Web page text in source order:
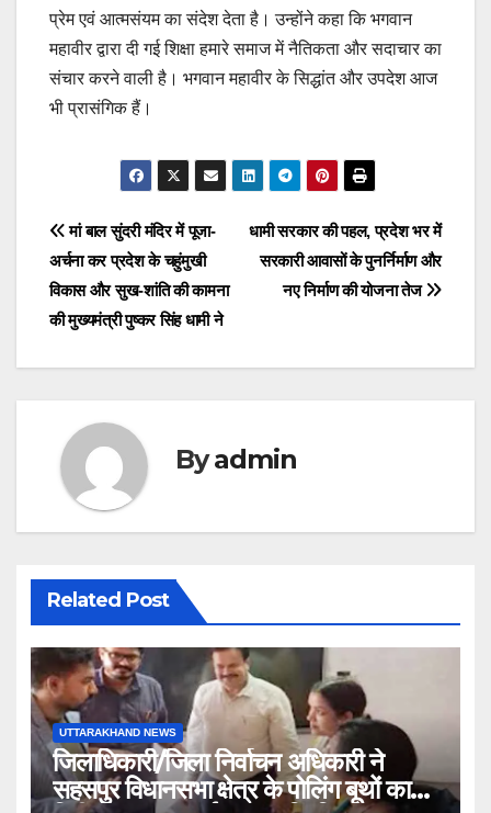
प्रेम एवं आत्मसंयम का संदेश देता है। उन्होंने कहा कि भगवान
महावीर द्वारा दी गई शिक्षा हमारे समाज में नैतिकता और सदाचार का
संचार करने वाली है। भगवान महावीर के सिद्धांत और उपदेश आज
भी प्रासंगिक हैं।
Post
navigation
Post
navigation
धामी सरकार की पहल, प्रदेश भर में
सरकारी आवासों के पुनर्निर्माण और
नए निर्माण की योजना तेज
मां बाल सुंदरी मंदिर में पूजा-
अर्चना कर प्रदेश के चहुंमुखी
विकास और सुख-शांति की कामना
की मुख्यमंत्री पुष्कर सिंह धामी ने
Byadmin
Related Post
UTTARAKHAND NEWS
जिलाधिकारी/जिला निर्वाचन अधिकारी ने
सहसपुर विधानसभा क्षेत्र के पोलिंग बूथों का